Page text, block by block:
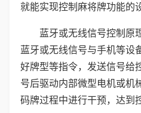
就能实现控制麻将牌功能的
蓝牙或无线信号控制原
蓝牙或无线信号与手机等设
好牌型等指令，发送信号给
号后驱动内部微型电机或机
码牌过程中进行干预，达到